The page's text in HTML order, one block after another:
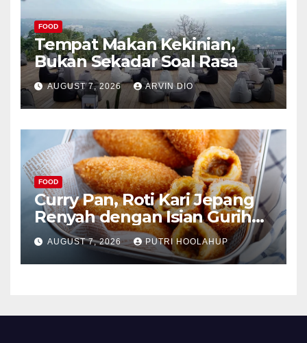
FOOD
Tempat Makan Kekinian,
Bukan Sekadar Soal Rasa
AUGUST 7, 2026 ARVIN DIO
FOOD
Curry Pan, Roti Kari Jepang
Renyah dengan Isian Gurih
Menggoda
AUGUST 7, 2026 PUTRI HOOLAHUP